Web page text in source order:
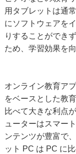
用タブレットは通
にソフトウェアを
りすることができ
ため、学習効果を
オンライン教育ア
をベースとした教
比べて大きな利点
ューターはスマー
ンテンツが豊富で
ット PC は PC に